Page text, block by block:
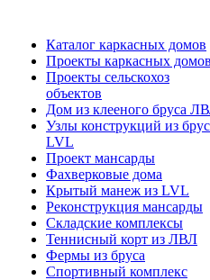
Каталог каркасных домов
Проекты каркасных домов
Проекты сельскохоз
объектов
Дом из клееного бруса
Узлы конструкций из
LVL
Проект мансарды
Фахверковые дома
Крытый манеж из LVL
Реконструкция мансарды
Складские комплексы
Теннисный корт из ЛВЛ
Фермы из бруса
Спортивный комплекс